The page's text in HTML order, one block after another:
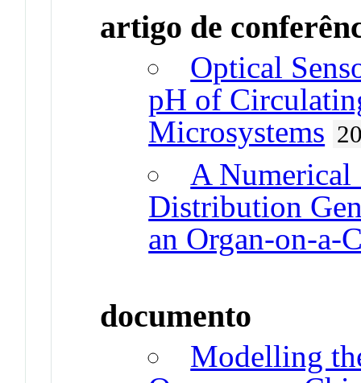
artigo de
Optical
pH of
Microsystems
A Numerical
Distribution
an Organ-on-a-
documento
Modelling